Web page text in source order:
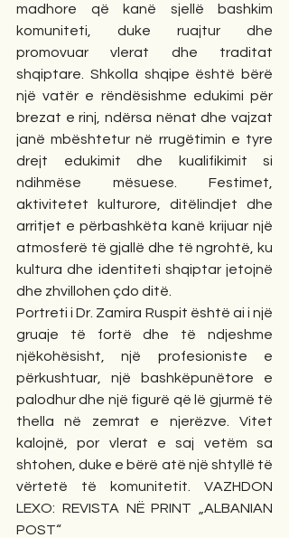
madhore që kanë sjellë bashkim
komuniteti, duke ruajtur dhe
promovuar vlerat dhe traditat
shqiptare. Shkolla shqipe është bërë
një vatër e rëndësishme edukimi për
brezat e rinj, ndërsa nënat dhe vajzat
janë mbështetur në rrugëtimin e tyre
drejt edukimit dhe kualifikimit si
ndihmëse mësuese. Festimet,
aktivitetet kulturore, ditëlindjet dhe
arritjet e përbashkëta kanë krijuar një
atmosferë të gjallë dhe të ngrohtë, ku
kultura dhe identiteti shqiptar jetojnë
dhe zhvillohen çdo ditë.
Portreti i Dr. Zamira Ruspit është ai i një
gruaje të fortë dhe të ndjeshme
njëkohësisht, një profesioniste e
përkushtuar, një bashkëpunëtore e
palodhur dhe një figurë që lë gjurmë të
thella në zemrat e njerëzve. Vitet
kalojnë, por vlerat e saj vetëm sa
shtohen, duke e bërë atë një shtyllë të
vërtetë të komunitetit. VAZHDON
LEXO: REVISTA NË PRINT „ALBANIAN
POST“